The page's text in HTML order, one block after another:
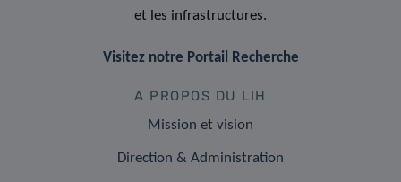
et les infrastructures.
Visitez notre Portail Recherche
A PROPOS DU LIH
Mission et vision
Direction & Administration